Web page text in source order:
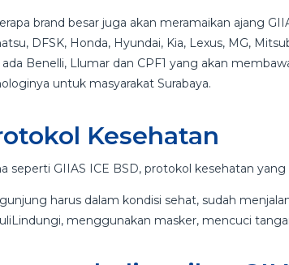
brand besar juga akan meramaikan ajang
DFSK, Honda, Hyundai, Kia, Lexus, MG,
ada Benelli, Llumar dan CPF1 yang akan
untuk masyarakat Surabaya.
Kesehatan
seperti GIIAS ICE BSD, protokol kesehatan
harus dalam kondisi sehat, sudah
menggunakan masker, mencuci